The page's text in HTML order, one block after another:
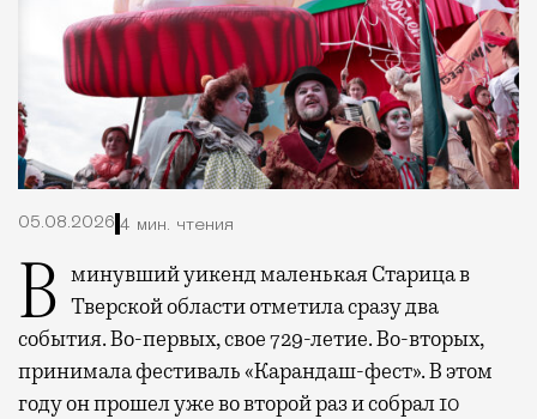
05.08.2026 4 мин. чтения
В минувший уикенд маленькая Старица в Тверской области отметила сразу два
события. Во-первых, свое 729-летие. Во-вторых,
принимала фестиваль «Карандаш-фест». В этом
году он прошел уже во второй раз и собрал 10